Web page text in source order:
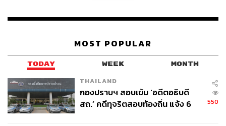
MOST POPULAR
TODAY WEEK MONTH
THAILAND
กองปราบฯ สอบเข้ม ‘อดีตอธิบดี
สถ.’ คดีทุจริตสอบท้องถิ่น แจ้ง 6
550